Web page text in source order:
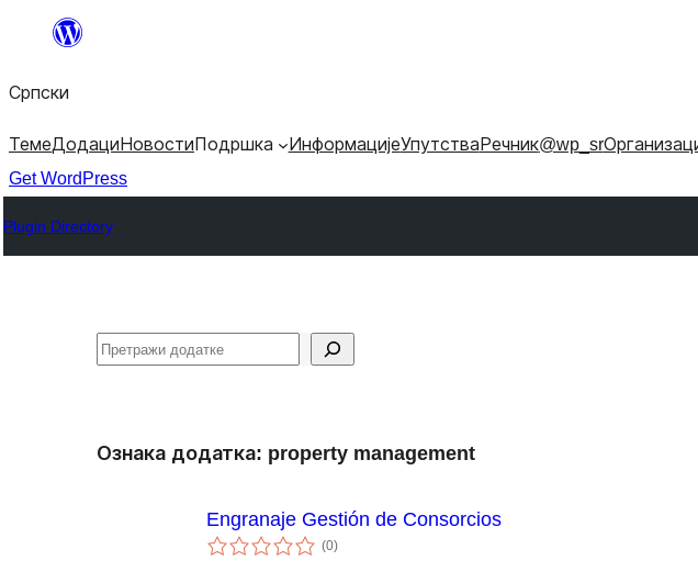
Скочи
садржај
Српски
ТемеДодаци Новости Подршка ИнформацијеУпутства Речник@wp_sr
Get WordPress
Plugin Directory
Претрага
Ознака додатка: property management
Engranaje Gestión de Consorcios
(0укупних
оцена
)